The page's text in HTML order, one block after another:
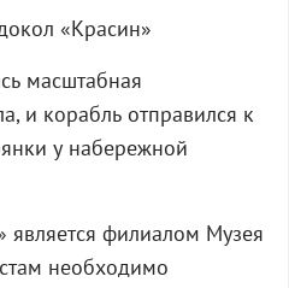
масштабная
и корабль отправился к
у набережной
филиалом Музея
необходимо